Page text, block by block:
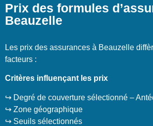
Prix des formules
Beauzelle
Les prix des assurances à Beauzelle
facteurs :
Critères influençant les prix
↪️ Degré de couverture sélectionné –
↪️ Zone géographique
↪️ Seuils sélectionnés